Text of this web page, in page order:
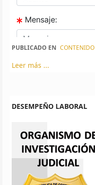
PUBLICADO EN CONTENIDO
Leer más ...
DESEMPEÑO LABORAL